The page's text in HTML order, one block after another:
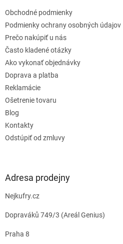
Obchodné podmienky
Podmienky ochrany osobných údajov
Prečo nakúpiť u nás
Často kladené otázky
Ako vykonať objednávky
Doprava a platba
Reklamácie
Ošetrenie tovaru
Blog
Kontakty
Odstúpiť od zmluvy
Adresa prodejny
Nejkufry.cz
Dopraváků 749/3 (Areál Genius)
Praha 8